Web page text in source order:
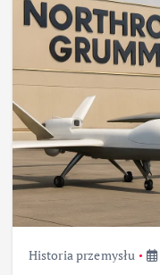
Historia przemysłu